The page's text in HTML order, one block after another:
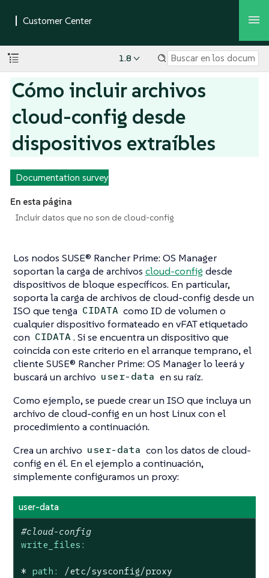
1.8
Cómo incluir archivos
cloud-config desde
dispositivos extraíbles
Documentation survey
En esta página
Incluir datos que no son de cloud-config
Los nodos SUSE® Rancher Prime: OS Manager
soportan la carga de archivos cloud-config desde
dispositivos de bloque específicos. En particular,
soporta la carga de archivos de cloud-config desde un
ISO que tenga CIDATA como ID de volumen o
cualquier dispositivo formateado en vFAT etiquetado
con CIDATA. Si se encuentra un dispositivo que
coincida con este criterio en el arranque temprano, el
cliente SUSE® Rancher Prime: OS Manager lo leerá y
buscará un archivo user-data en su raíz.
Como ejemplo, se puede crear un ISO que incluya un
archivo de cloud-config en un host Linux con el
procedimiento a continuación.
Crea un archivo user-data con los datos de cloud-
config en él. En el ejemplo a continuación,
simplemente configuramos un proxy:
user-data
#cloud-config
write_files:
* path:
/etc/sysconfig/proxy